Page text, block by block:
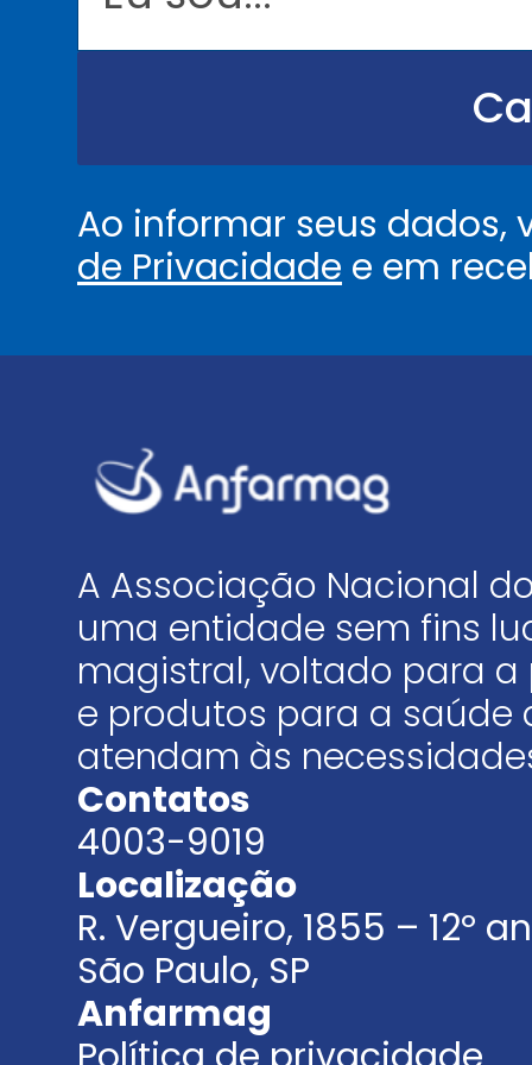
.
Ao informar seus
de Privacidade e em
A Associação Nacional
uma entidade sem fins
magistral, voltado para
e produtos para a saúde
atendam às
Contatos
4003-9019
Localização
R. Vergueiro, 1855 – 12º
São Paulo, SP
Anfarmag